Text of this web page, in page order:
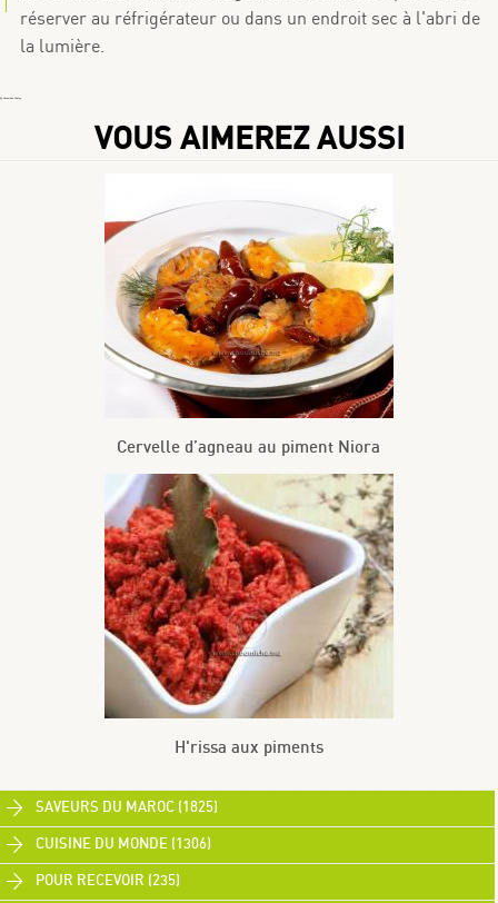
réserver au réfrigérateur ou dans un endroit sec à l'abri de
la lumière.
VOUS AIMEREZ AUSSI
Cervelle d’agneau au piment Niora
H'rissa aux piments
SAVEURS DU MAROC (1825)
CUISINE DU MONDE (1306)
POUR RECEVOIR (235)